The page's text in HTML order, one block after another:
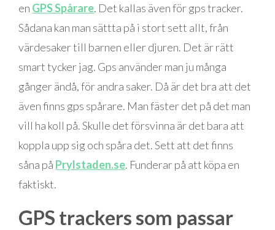
en GPS Spårare. Det kallas även för gps tracker.
Sådana kan man sättta på i stort sett allt, från
värdesaker till barnen eller djuren. Det är rätt
smart tycker jag. Gps använder man ju många
gånger ändå, för andra saker. Då är det bra att det
även finns gps spårare. Man fäster det på det man
vill ha koll på. Skulle det försvinna är det bara att
koppla upp sig och spåra det. Sett att det finns
såna på Prylstaden.se. Funderar på att köpa en
faktiskt.
GPS trackers som passar